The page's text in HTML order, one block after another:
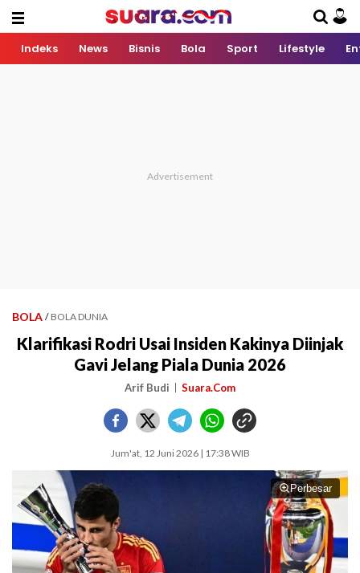
Indeks News Bisnis Bola Sport Lifestyle
BOLA / BOLA DUNIA
Klarifikasi Rodri Usai Insiden Kakinya Diinjak
Gavi Jelang Piala Dunia 2026
Arif Budi Suara.Com
Jum'at, 12 Juni 2026 | 17:38 WIB
Perbesar